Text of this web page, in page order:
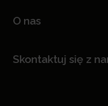
O nas
Skontaktuj się z